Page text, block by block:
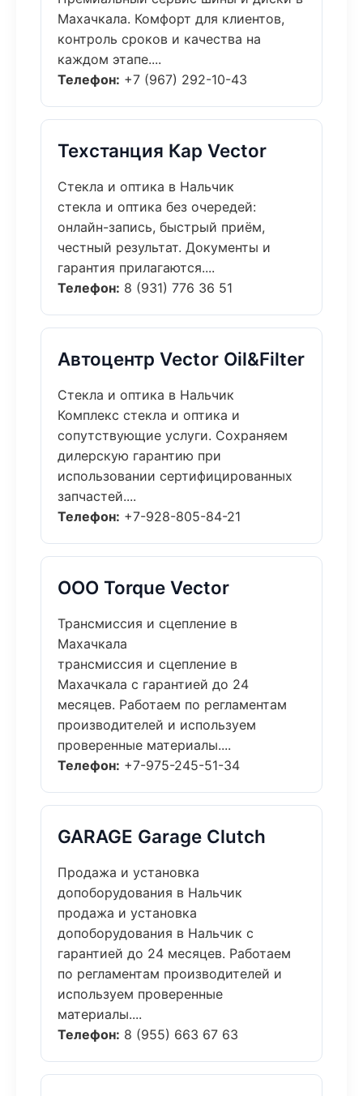
Махачкала. Комфорт для клиентов,
контроль сроков и качества на
каждом этапе....
Телефон: +7 (967) 292-10-43
Техстанция Кар Vector
Стекла и оптика в Нальчик
стекла и оптика без очередей:
онлайн-запись, быстрый приём,
честный результат. Документы и
гарантия прилагаются....
Телефон: 8 (931) 776 36 51
Автоцентр Vector Oil&Filter
Стекла и оптика в Нальчик
Комплекс стекла и оптика и
сопутствующие услуги. Сохраняем
дилерскую гарантию при
использовании сертифицированных
запчастей....
Телефон: +7-928-805-84-21
ООО Torque Vector
Трансмиссия и сцепление в
Махачкала
трансмиссия и сцепление в
Махачкала с гарантией до 24
месяцев. Работаем по регламентам
производителей и используем
проверенные материалы....
Телефон: +7-975-245-51-34
GARAGE Garage Clutch
Продажа и установка
допоборудования в Нальчик
продажа и установка
допоборудования в Нальчик с
гарантией до 24 месяцев. Работаем
по регламентам производителей и
используем проверенные
материалы....
Телефон: 8 (955) 663 67 63